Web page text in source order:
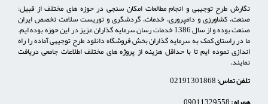
نگارش طرح توجیهی و انجام مطالعات امکان سنجی در حوزه های مختلف از قبیل:
صنعت، کشاورزی و دامپروری، خدمات، گردشگری و توریست سلامت تخصص ایران
صنعت بوده و از سال 1386 خدمات رسان سرمایه گذاران عزیز در این حوزه بوده ایم.
ما در راستای کمک به سرمایه گذاران بخش فروشگاه دانلود طرح توجیهی آماده را راه
اندازی نموده ایم تا با حداقل هزینه از پروژه های مختلف اطلاعات جامعی دریافت
نمایند.
تلفن تماس: